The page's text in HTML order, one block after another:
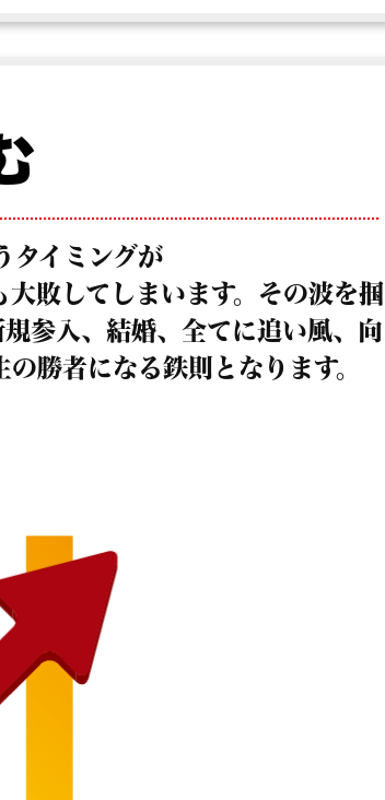
タイミングが
敗してしまいます。その波を掴
参入、結婚、全てに追い風、向
勝者になる鉄則となります。